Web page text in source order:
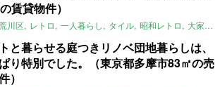
賃貸物件）
川区 レトロ 一人暮らし タイル 昭和レトロ 大家女子
と暮らせる庭つきリノベ団地暮らしは、
り特別でした。（東京都多摩市83㎡の売
）